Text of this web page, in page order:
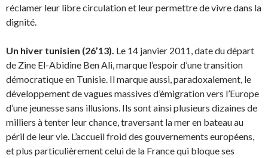
réclamer leur libre circulation et leur permettre de vivre dans la
dignité.
Un hiver tunisien (26’13). Le 14 janvier 2011, date du départ
de Zine El-Abidine Ben Ali, marque l’espoir d’une transition
démocratique en Tunisie. Il marque aussi, paradoxalement, le
développement de vagues massives d’émigration vers l’Europe
d’une jeunesse sans illusions. Ils sont ainsi plusieurs dizaines de
milliers à tenter leur chance, traversant la mer en bateau au
péril de leur vie. L’accueil froid des gouvernements européens,
et plus particulièrement celui de la France qui bloque ses